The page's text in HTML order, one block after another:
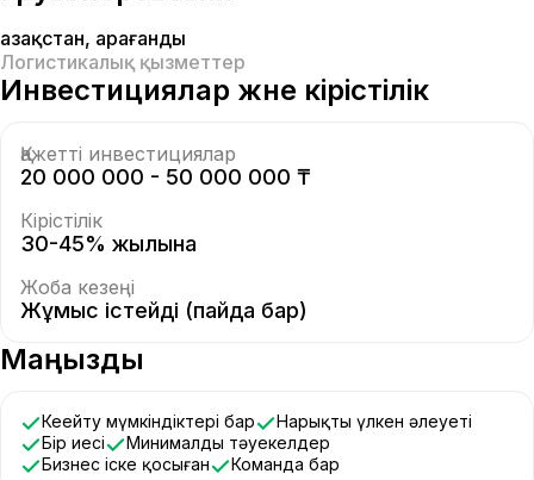
Қазақстан, Қарағанды
Логистикалық қызметтер
Инвестициялар және кірістілік
Қажетті инвестициялар
20 000 000 - 50 000 000 ₸
Кірістілік
30-45% жылына
Жоба кезеңі
Жұмыс істейді (пайда бар)
Маңызды
Кеңейту мүмкіндіктері бар
Нарықтың үлкен әлеуеті
Бір иесі
Минималды тәуекелдер
Бизнес іске қосыған
Команда бар